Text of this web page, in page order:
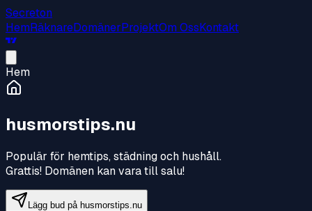
Secreton
HemRäknareDomänerProjektOm OssKontakt
Hem
husmorstips.nu
Populär för hemtips, städning och hushåll.
Grattis! Domänen kan vara till salu!
Lägg bud på husmorstips.nu